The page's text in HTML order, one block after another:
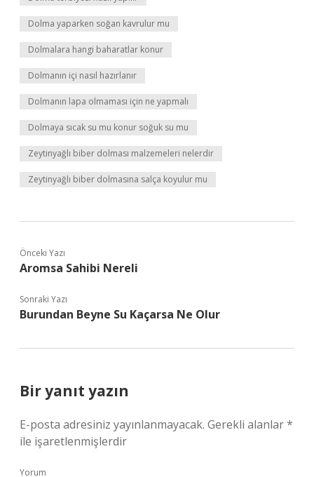
Dolma yaparken soğan kavrulur mu
Dolmalara hangi baharatlar konur
Dolmanın içi nasıl hazırlanır
Dolmanın lapa olmaması için ne yapmalı
Dolmaya sıcak su mu konur soğuk su mu
Zeytinyağlı biber dolması malzemeleri nelerdir
Zeytinyağlı biber dolmasına salça koyulur mu
Önceki Yazı
Aromsa Sahibi Nereli
Sonraki Yazı
Burundan Beyne Su Kaçarsa Ne Olur
Bir yanıt yazın
E-posta adresiniz yayınlanmayacak. Gerekli alanlar*
ile işaretlenmişlerdir
Yorum